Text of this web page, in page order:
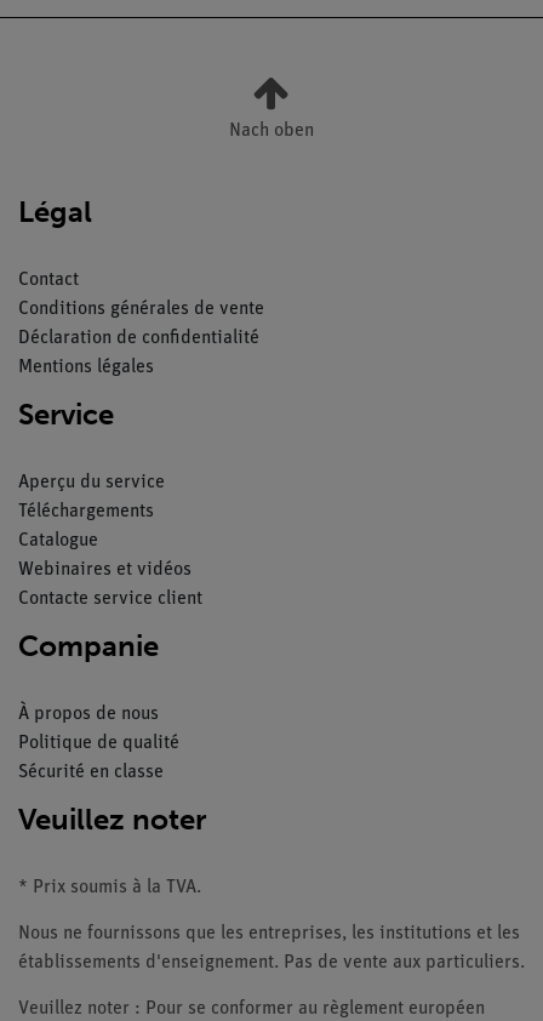
Nach oben
Légal
Contact
Conditions générales de vente
Déclaration de confidentialité
Mentions légales
Service
Aperçu du service
Téléchargements
Catalogue
Webinaires et vidéos
Contacte service client
Companie
À propos de nous
Politique de qualité
Sécurité en classe
Veuillez noter
* Prix soumis à la TVA.
Nous ne fournissons que les entreprises, les institutions et les
établissements d'enseignement. Pas de vente aux particuliers.
Veuillez noter : Pour se conformer au règlement européen